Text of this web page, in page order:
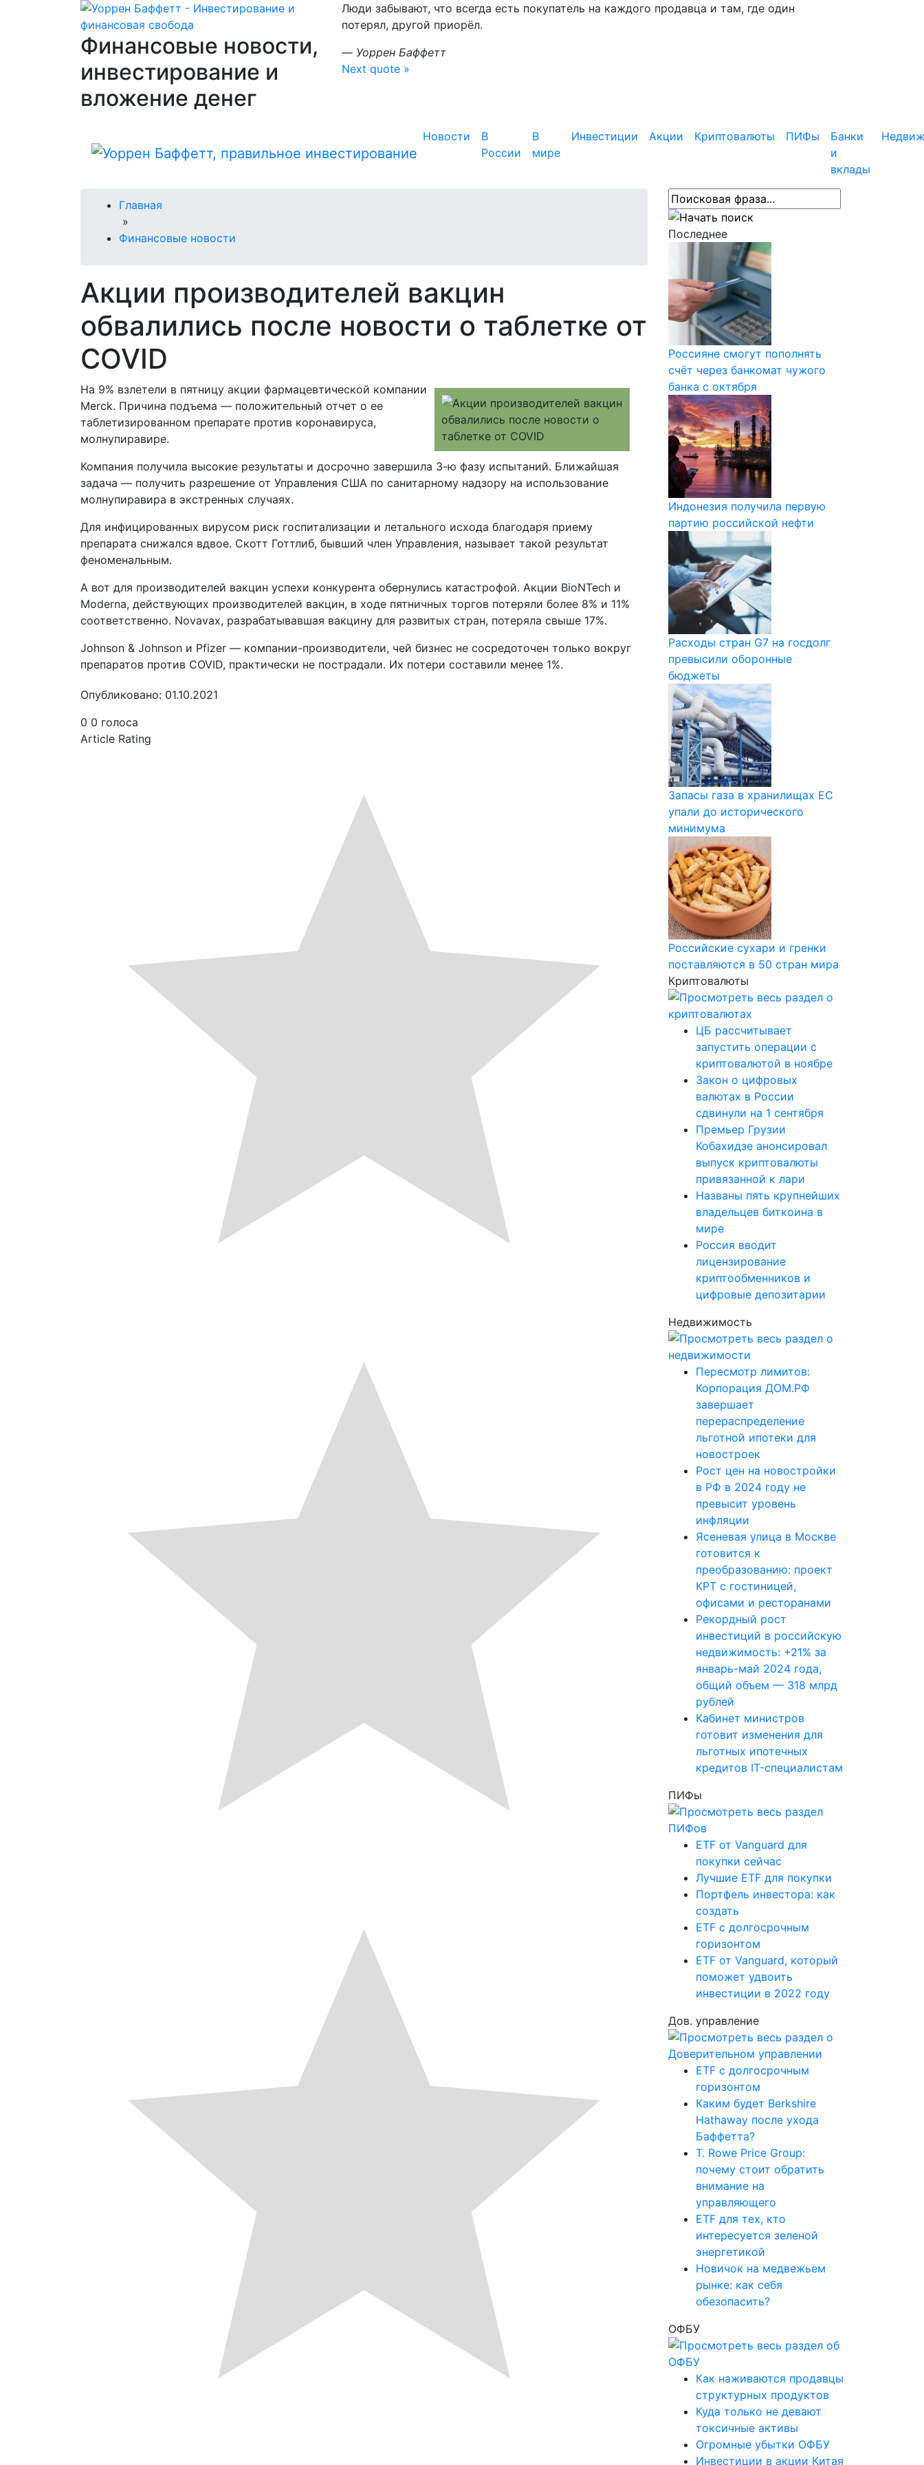
Финансовые новости,
инвестирование и
вложение денег
Люди забывают, что всегда есть покупатель на каждого продавца и там, где один
потерял, другой приорёл.
— Уоррен Баффетт
Next quote »
Новости
В
России
В
мире
Инвестиции Акции Криптовалюты ПИФы
Банки
и
вклады
Главная
»
Финансовые новости
Акции производителей вакцин
обвалились после новости о таблетке от
COVID
На 9% взлетели в пятницу акции фармацевтической компании
Merck. Причина подъема — положительный отчет о ее
таблетизированном препарате против коронавируса,
молнупиравире.
Компания получила высокие результаты и досрочно завершила 3-ю фазу испытаний. Ближайшая
задача — получить разрешение от Управления США по санитарному надзору на использование
молнупиравира в экстренных случаях.
Для инфицированных вирусом риск госпитализации и летального исхода благодаря приему
препарата снижался вдвое. Скотт Готтлиб, бывший член Управления, называет такой результат
феноменальным.
А вот для производителей вакцин успехи конкурента обернулись катастрофой. Акции BioNTech и
Moderna, действующих производителей вакцин, в ходе пятничных торгов потеряли более 8% и 11%
соответственно. Novavax, разрабатывавшая вакцину для развитых стран, потеряла свыше 17%.
Johnson & Johnson и Pfizer — компании-производители, чей бизнес не сосредоточен только вокруг
препаратов против COVID, практически не пострадали. Их потери составили менее 1%.
Опубликовано: 01.10.2021
0 0 голоса
Article Rating
Последнее
Россияне смогут пополнять
счёт через банкомат чужого
банка с октября
Индонезия получила первую
партию российской нефти
Расходы стран G7 на госдолг
превысили оборонные
бюджеты
Запасы газа в хранилищах ЕС
упали до исторического
минимума
Российские сухари и гренки
поставляются в 50 стран мира
Криптовалюты
ЦБ рассчитывает
запустить операции с
криптовалютой в ноябре
Закон о цифровых
валютах в России
сдвинули на 1 сентября
Премьер Грузии
Кобахидзе анонсировал
выпуск криптовалюты
привязанной к лари
Названы пять крупнейших
владельцев биткоина в
мире
Россия вводит
лицензирование
криптообменников и
цифровые депозитарии
Недвижимость
Пересмотр лимитов:
Корпорация ДОМ.РФ
завершает
перераспределение
льготной ипотеки для
новостроек
Рост цен на новостройки
в РФ в 2024 году не
превысит уровень
инфляции
Ясеневая улица в Москве
готовится к
преобразованию: проект
КРТ с гостиницей,
офисами и ресторанами
Рекордный рост
инвестиций в российскую
недвижимость: +21% за
январь-май 2024 года,
общий объем — 318 млрд
рублей
Кабинет министров
готовит изменения для
льготных ипотечных
кредитов IT-специалистам
ПИФы
ETF от Vanguard для
покупки сейчас
Лучшие ETF для покупки
Портфель инвестора: как
создать
ETF с долгосрочным
горизонтом
ETF от Vanguard, который
поможет удвоить
инвестиции в 2022 году
Дов. управление
ETF с долгосрочным
горизонтом
Каким будет Berkshire
Hathaway после ухода
Баффетта?
T. Rowe Price Group:
почему стоит обратить
внимание на
управляющего
ETF для тех, кто
интересуется зеленой
энергетикой
Новичок на медвежьем
рынке: как себя
обезопасить?
ОФБУ
Как наживаются продавцы
структурных продуктов
Куда только не девают
токсичные активы
Огромные убытки ОФБУ
Инвестиции в акции Китая